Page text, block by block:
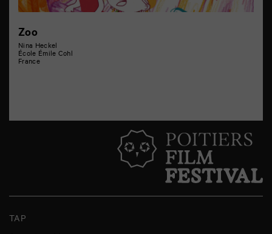
Zoo
Nina Heckel
École Émile Cohl
France
TAP